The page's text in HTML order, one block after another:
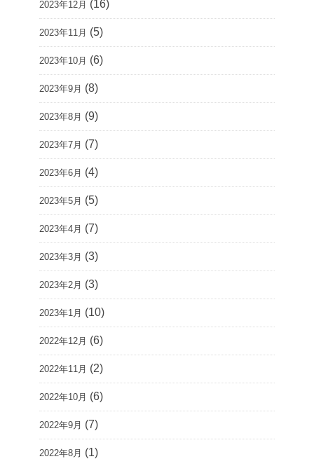
2023年12月 (16)
2023年11月 (5)
2023年10月 (6)
2023年9月 (8)
2023年8月 (9)
2023年7月 (7)
2023年6月 (4)
2023年5月 (5)
2023年4月 (7)
2023年3月 (3)
2023年2月 (3)
2023年1月 (10)
2022年12月 (6)
2022年11月 (2)
2022年10月 (6)
2022年9月 (7)
2022年8月 (1)